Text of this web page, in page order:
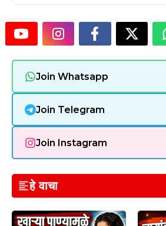
Join Whatsapp
Join Telegram
Join Instagram
हे वाचा